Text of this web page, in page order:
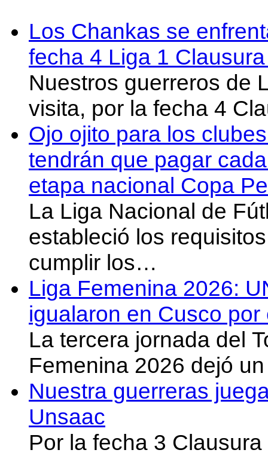
Los Chankas se
fecha 4 Liga 1
Nuestros guerreros de
visita, por la fecha 4
Ojo ojito para los
tendrán que pagar
etapa nacional Copa
La Liga Nacional de
estableció los
cumplir los…
Liga Femenina 2026:
igualaron en Cusco
La tercera jornada del
Femenina 2026 dejó
Nuestra guerreras
Unsaac
Por la fecha 3